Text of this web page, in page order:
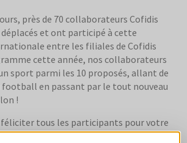
près de 70 collaborateurs Cofidis
déplacés et ont participé à cette
entre les filiales de Cofidis
cette année, nos collaborateurs
sport parmi les 10 proposés, allant de
football en passant par le tout nouveau
!
féliciter tous les participants pour votre
avoir défendu nos couleurs avec fierté !